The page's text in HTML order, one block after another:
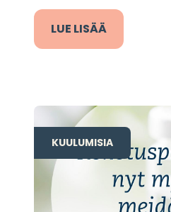
LUE LISÄÄ
KUULUMISIA